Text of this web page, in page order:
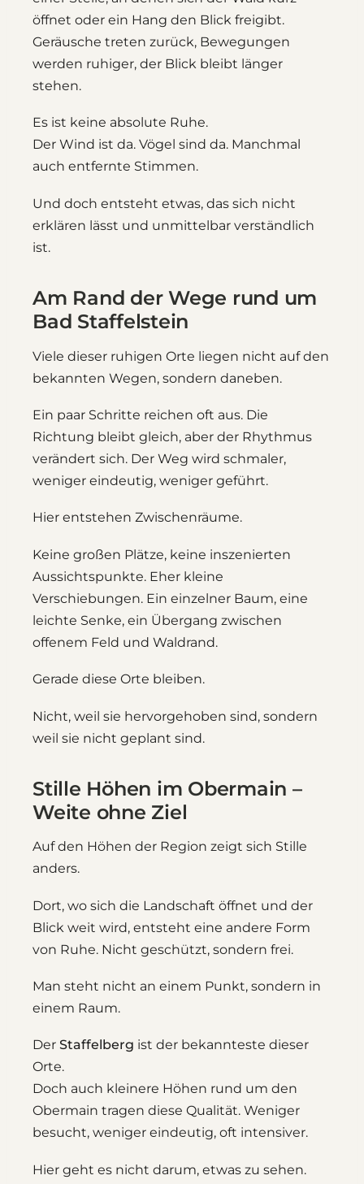
öffnet oder ein Hang den Blick freigibt.
Geräusche treten zurück, Bewegungen
werden ruhiger, der Blick bleibt länger
stehen.
Es ist keine absolute Ruhe.
Der Wind ist da. Vögel sind da. Manchmal
auch entfernte Stimmen.
Und doch entsteht etwas, das sich nicht
erklären lässt und unmittelbar verständlich
ist.
Am Rand der Wege rund um
Bad Staffelstein
Viele dieser ruhigen Orte liegen nicht auf den
bekannten Wegen, sondern daneben.
Ein paar Schritte reichen oft aus. Die
Richtung bleibt gleich, aber der Rhythmus
verändert sich. Der Weg wird schmaler,
weniger eindeutig, weniger geführt.
Hier entstehen Zwischenräume.
Keine großen Plätze, keine inszenierten
Aussichtspunkte. Eher kleine
Verschiebungen. Ein einzelner Baum, eine
leichte Senke, ein Übergang zwischen
offenem Feld und Waldrand.
Gerade diese Orte bleiben.
Nicht, weil sie hervorgehoben sind, sondern
weil sie nicht geplant sind.
Stille Höhen im Obermain –
Weite ohne Ziel
Auf den Höhen der Region zeigt sich Stille
anders.
Dort, wo sich die Landschaft öffnet und der
Blick weit wird, entsteht eine andere Form
von Ruhe. Nicht geschützt, sondern frei.
Man steht nicht an einem Punkt, sondern in
einem Raum.
Der Staffelberg ist der bekannteste dieser
Orte.
Doch auch kleinere Höhen rund um den
Obermain tragen diese Qualität. Weniger
besucht, weniger eindeutig, oft intensiver.
Hier geht es nicht darum, etwas zu sehen.